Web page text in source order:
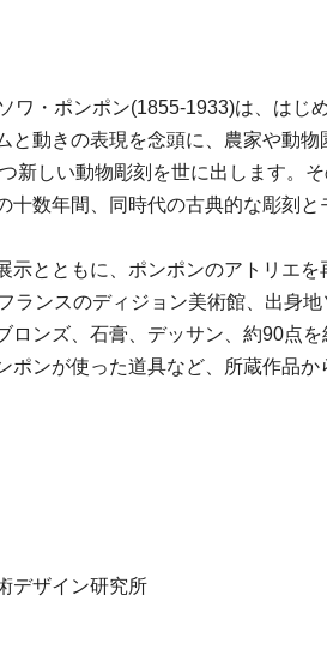
・ポンポン(1855-1933)は、は
動きの表現を念頭に、農家や動
しい動物彫刻を世に出します。
数年間、同時代の古典的な彫刻
とともに、ポンポンのアトリエ
ンスのディジョン美術館、出身
ンズ、石膏、デッサン、約90点
ンが使った道具など、所蔵作品
デザイン研究所